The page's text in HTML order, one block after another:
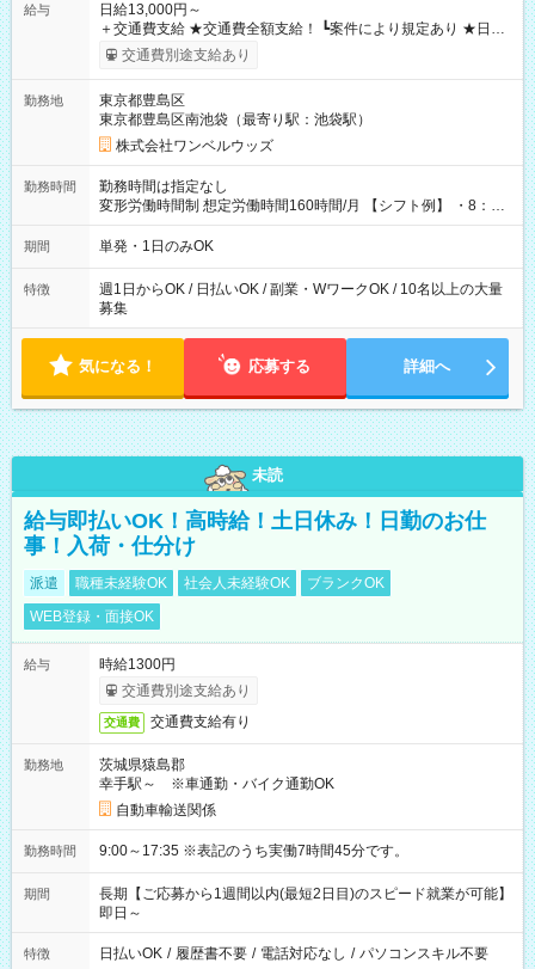
給与
日給13,000円～
＋交通費支給 ★交通費全額支給！ ┗案件により規定あり ★日払
いOK！（規定あり） ┗働いたその日に現金GET♪ お仕事後はコ
ンビニATMから 日払い分を引き落とせます！ 【試用期間】試
交通費別途支給あり
勤務地
東京都豊島区
東京都豊島区南池袋（最寄り駅：池袋駅）
株式会社ワンベルウッズ
勤務時間
勤務時間は指定なし
変形労働時間制 想定労働時間160時間/月 【シフト例】 ・8：00
～21：00
期間 単発・1日のみOK
特徴
週1日からOK / 日払いOK / 副業・WワークOK / 10名以上の大量
募集
気になる！ 応募する 詳細へ
未読
給与即払いOK！高時給！土日休み！日勤のお仕
事！入荷・仕分け
派遣 職種未経験OK 社会人未経験OK
ブランクOK
WEB登録・面接OK
給与
時給1300円
交通費別途支給あり
交通費 交通費支給有り
勤務地
茨城県猿島郡
幸手駅～ ※車通勤・バイク通勤OK
自動車輸送関係
勤務時間 9:00～17:35 ※表記のうち実働7時間45分です。
期間
長期【ご応募から1週間以内(最短2日目)のスピード就業が可能】
即日～
特徴 日払いOK / 履歴書不要 / 電話対応なし / パソコンスキル不要